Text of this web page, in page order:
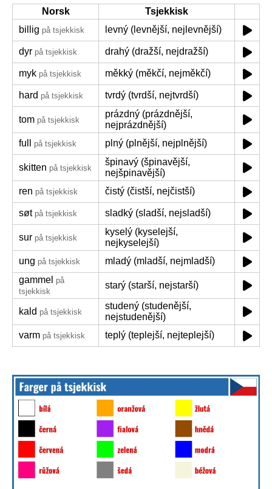
Norsk
Tsjekkisk
billig på tsjekkisk levný (levnější, nejlevnější)
dyr på tsjekkisk drahý (dražší, nejdražší)
myk på tsjekkisk měkký (měkčí, nejměkčí)
hard på tsjekkisk tvrdý (tvrdší, nejtvrdší)
tom på tsjekkisk
prázdný (prázdnější,
nejprázdnější)
full
på tsjekkisk plný (plnější, nejplnější)
skitten på tsjekkisk
špinavý (špinavější,
nejšpinavější)
ren på tsjekkisk čistý (čistší, nejčistší)
søt på tsjekkisk sladký (sladší, nejsladší)
sur på tsjekkisk
kyselý (kyselejší,
nejkyselejší)
ung på tsjekkisk
mladý (mladší, nejmladší)
gammel på
tsjekkisk
starý (starší, nejstarší)
kald på tsjekkisk
studený (studenější,
nejstudenější)
varm på tsjekkisk teplý (teplejší, nejteplejší)